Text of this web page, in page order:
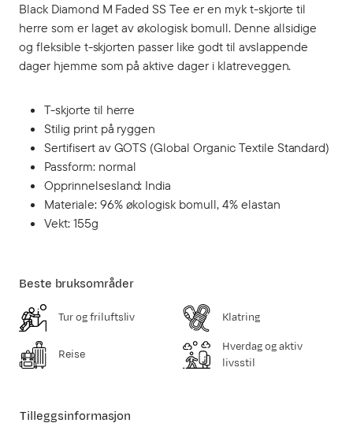
Black Diamond M Faded SS Tee er en myk t-skjorte til
herre som er laget av økologisk bomull. Denne allsidige
og fleksible t-skjorten passer like godt til avslappende
dager hjemme som på aktive dager i klatreveggen.
T-skjorte til herre
Stilig print på ryggen
Sertifisert av GOTS (Global Organic Textile Standard)
Passform: normal
Opprinnelsesland: India
Materiale: 96% økologisk bomull, 4% elastan
Vekt: 155g
Tilleggsinformasjon
Beste bruksområder
Tur og friluftsliv Klatring
Reise
Hverdag og aktiv
livsstil